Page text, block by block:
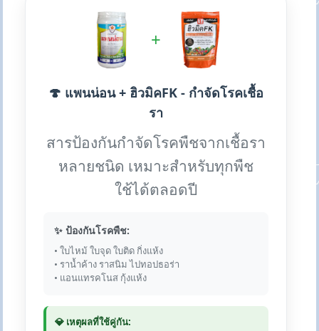
+
🍄 แพนน่อน + ฮิวมิคFK - กำจัดโรคเชื้อ
รา
สารป้องกันกำจัดโรคพืชจากเชื้อรา
หลายชนิด เหมาะสำหรับทุกพืช
ใช้ได้ตลอดปี
✨ ป้องกันโรคพืช:
• ใบไหม้ ใบจุด ใบติด กิ่งแห้ง
• ราน้ำค้าง ราสนิม ไปทอปธอร่า
• แอนแทรคโนส กุ้งแห้ง
💎 เหตุผลที่ใช้คู่กัน: